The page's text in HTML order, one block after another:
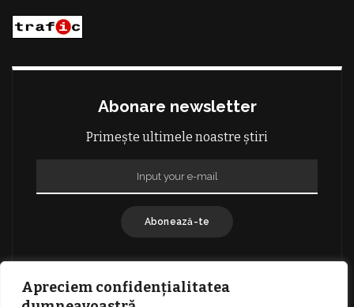
Apreciem confidențialitatea
Abonare newsletter
Primește ultimele noastre știri
Abonează-te